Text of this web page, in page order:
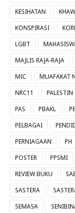
KESIHATAN
KONSPIRASI
LGBT
MAJLIS RAJA-RAJA
MIC
MUAFAKAT
NRC11
PALESTIN
PAS
PBAKL
PELBAGAI
PERNIAGAAN
PH
POSTER
PPSMI
REVIEW BUKU
SASTERA
SEMASA